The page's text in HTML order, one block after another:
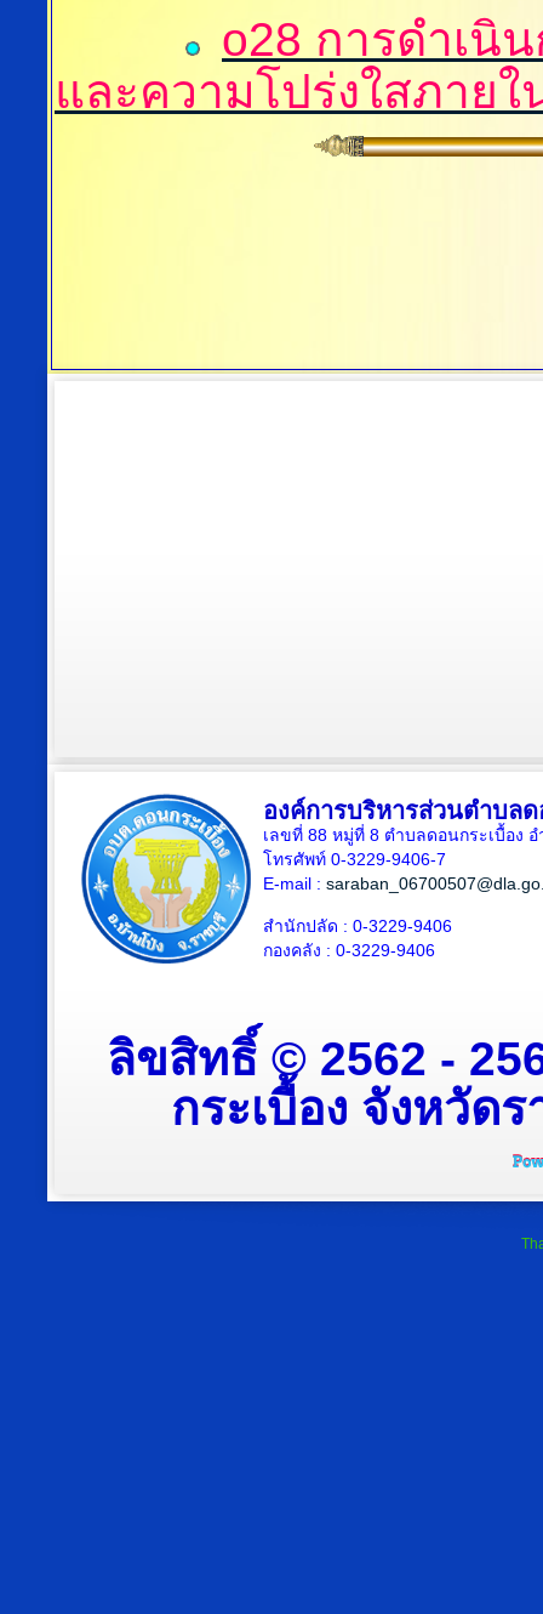
o28 การดำเนิ
และความโปร่งใสภาย
องค์การบริหารส่วนตำบลด
เลขที่ 88 หมู่ที่ 8 ตำบลดอนกระเบื้อง
โทรศัพท์ 0-3229-9406-7
E-mail :
สำนักปลัด : 0-3229-9406
กองคลัง : 0-3229-9406
ลิขสิทธิ์ © 2562 -
กระเบื้อง จังหวัด